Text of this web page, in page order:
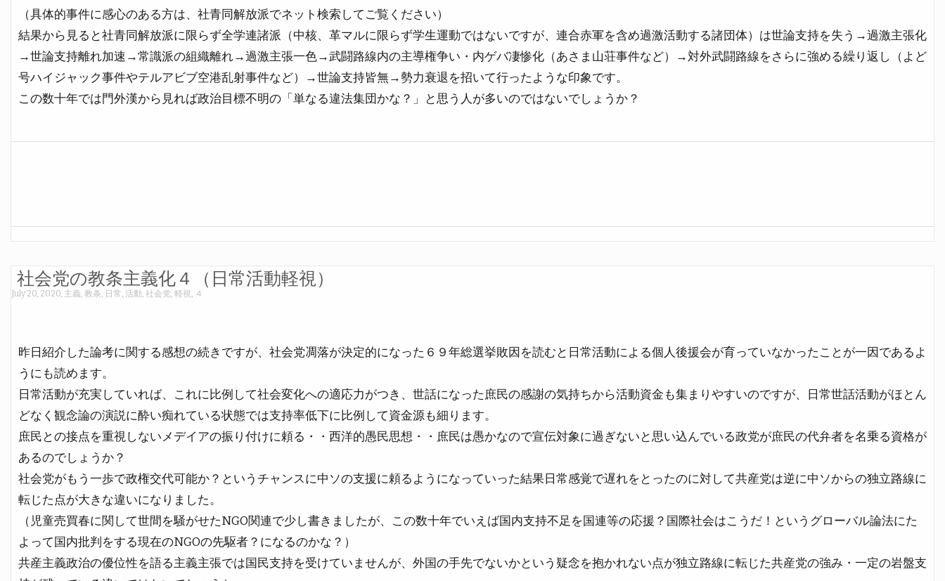
（具体的事件に感心のある方は、社青同解放派でネット検索してご覧ください）
結果から見ると社青同解放派に限らず全学連諸派（中核、革マルに限らず学生運動ではないですが、連合赤軍を含め過激活動する諸団体）は世論支持を失う→過激主張化
→世論支持離れ加速→常識派の組織離れ→過激主張一色→武闘路線内の主導権争い・内ゲバ凄惨化（あさま山荘事件など）→対外武闘路線をさらに強める繰り返し（よど
号ハイジャック事件やテルアビブ空港乱射事件など）→世論支持皆無→勢力衰退を招いて行ったような印象です。
この数十年では門外漢から見れば政治目標不明の「単なる違法集団かな？」と思う人が多いのではないでしょうか？
社会党の教条主義化４（日常活動軽視）
July 20, 2020, 主義, 教条, 日常 , 活動, 社会党, 軽視, ４
昨日紹介した論考に関する感想の続きですが、社会党凋落が決定的になった６９年総選挙敗因を読むと日常活動による個人後援会が育っていなかったことが一因であるよ
うにも読めます。
日常活動が充実していれば、これに比例して社会変化への適応力がつき、世話になった庶民の感謝の気持ちから活動資金も集まりやすいのですが、日常世話活動がほとん
どなく観念論の演説に酔い痴れている状態では支持率低下に比例して資金源も細ります。
庶民との接点を重視しないメデイアの振り付けに頼る・・西洋的愚民思想・・庶民は愚かなので宣伝対象に過ぎないと思い込んでいる政党が庶民の代弁者を名乗る資格が
あるのでしょうか？
社会党がもう一歩で政権交代可能か？というチャンスに中ソの支援に頼るようになっていった結果日常感覚で遅れをとったのに対して共産党は逆に中ソからの独立路線に
転じた点が大きな違いになりました。
（児童売買春に関して世間を騒がせたNGO関連で少し書きましたが、この数十年でいえば国内支持不足を国連等の応援？国際社会はこうだ！というグローバル論法にた
よって国内批判をする現在のNGOの先駆者？になるのかな？）
共産主義政治の優位性を語る主義主張では国民支持を受けていませんが、外国の手先でないかという疑念を抱かれない点が独立路線に転じた共産党の強み・一定の岩盤支